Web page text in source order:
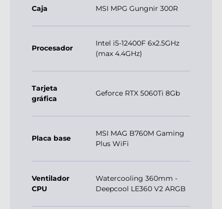
Caja MSI MPG Gungnir 300R
Procesador
Intel i5-12400F 6x2.5GHz
(max 4.4GHz)
Tarjeta
gráfica
Geforce RTX 5060Ti 8Gb
Placa base
MSI MAG B760M Gaming
Plus WiFi
Ventilador
CPU
Watercooling 360mm -
Deepcool LE360 V2 ARGB